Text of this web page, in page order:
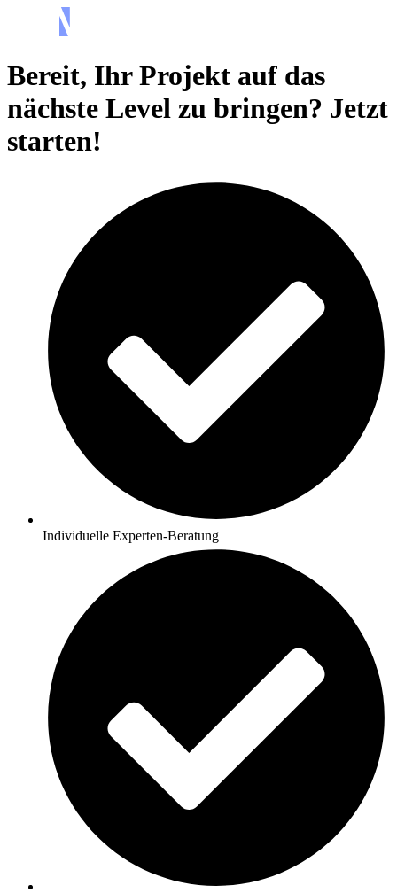
Bereit, Ihr Projekt auf das
nächste Level zu bringen? Jetzt
starten!
Individuelle Experten-Beratung​